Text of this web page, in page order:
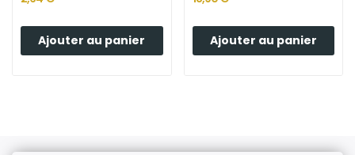
Ajouter au panier Ajouter au panier